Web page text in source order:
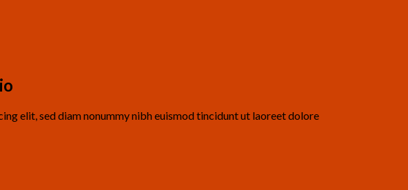
elit, sed diam nonummy nibh euismod tincidunt ut laoreet dolore